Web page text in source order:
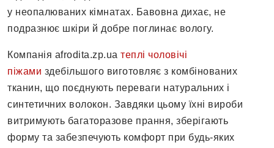
у неопалюваних кімнатах. Бавовна дихає, не
подразнює шкіри й добре поглинає вологу.
Компанія afrodita.zp.ua теплі чоловічі
піжами здебільшого виготовляє з комбінованих
тканин, що поєднують переваги натуральних і
синтетичних волокон. Завдяки цьому їхні вироби
витримують багаторазове прання, зберігають
форму та забезпечують комфорт при будь-яких